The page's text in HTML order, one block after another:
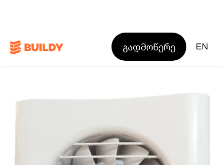
გადმოწერე EN